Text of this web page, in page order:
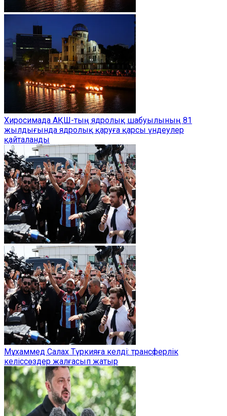
Хиросимада АҚШ-тың ядролық шабуылының 81
жылдығында ядролық қаруға қарсы үндеулер
қайталанды
Мұхаммед Салах Түркияға келді: трансферлік
келіссөздер жалғасып жатыр